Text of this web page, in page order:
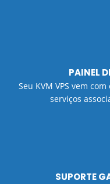
PAINEL
Seu KVM VPS vem
serviços
SUPORTE